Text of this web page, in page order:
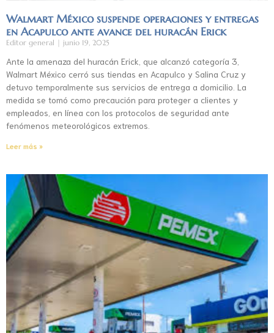
Walmart México suspende operaciones y entregas
en Acapulco ante avance del huracán Erick
Editor general junio 19, 2025
Ante la amenaza del huracán Erick, que alcanzó categoría 3,
Walmart México cerró sus tiendas en Acapulco y Salina Cruz y
detuvo temporalmente sus servicios de entrega a domicilio. La
medida se tomó como precaución para proteger a clientes y
empleados, en línea con los protocolos de seguridad ante
fenómenos meteorológicos extremos.
Leer más »